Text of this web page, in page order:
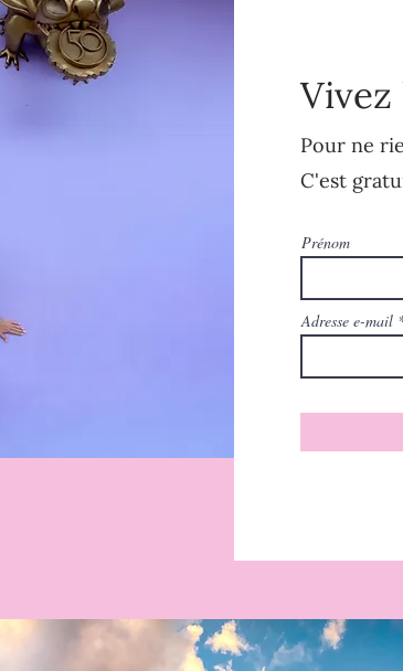
Pour ne
C'est
Prénom
Adresse e-mail